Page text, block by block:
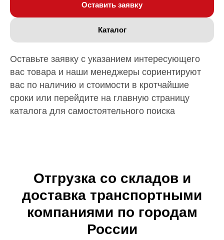
Оставить заявку
Каталог
Оставьте заявку с указанием интересующего
вас товара и наши менеджеры сориентируют
вас по наличию и стоимости в кротчайшие
сроки или перейдите на главную страницу
каталога для самостоятельного поиска
Отгрузка со складов и
доставка транспортными
компаниями по городам
России